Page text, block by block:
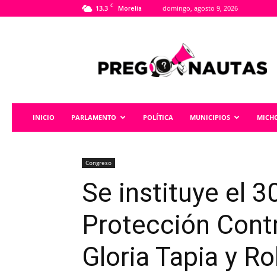
13.3 C Morelia domingo, agosto 9, 2026
INICIO PARLAMENTO POLÍTICA MUNICIPIOS
Congreso
Se instituye el
Protección
Gloria Tapia y